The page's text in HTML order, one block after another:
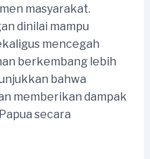
masyarakat.
dinilai mampu
mencegah
berkembang lebih
bahwa
memberikan dampak
secara